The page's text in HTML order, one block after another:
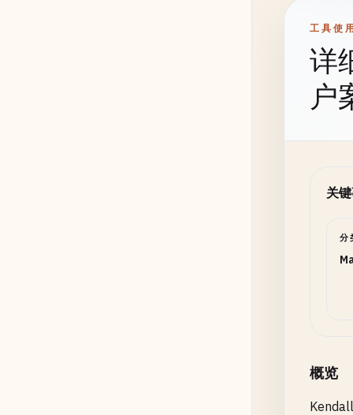
工具使
详
户
关
分
概览